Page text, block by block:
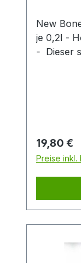
New
je 0,2l -
- Dieser schöne Cup aus feinem New
und
einzeln
Ein
Regulärer
19,80 €
Preise inkl.